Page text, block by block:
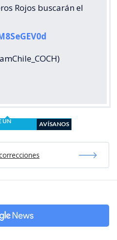
Rojos buscarán el
UN
AVÍSANOS